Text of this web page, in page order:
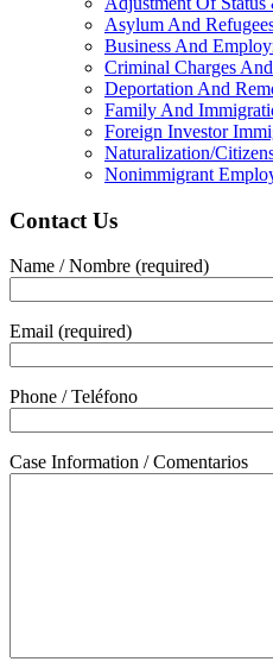
Asylum And
Business And
Criminal Charges
Deportation And
Family And
Foreign Investor
Naturalization/
Nonimmigrant
Contact Us
Name / Nombre (required)
Email (required)
Phone / Teléfono
Case Information / Comentarios